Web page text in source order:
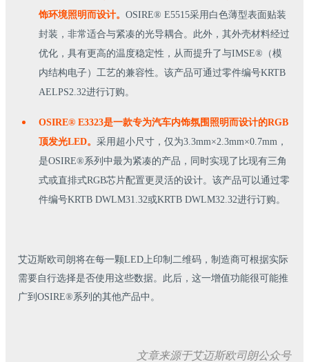
饰环境照明而设计。 OSIRE® E5515采用白色薄型表面贴装
封装，非常适合与紧凑的光导耦合。此外，其外壳材料经过
优化，具有更高的温度稳定性，从而提升了与IMSE®（模
内结构电子）工艺的兼容性。该产品可通过零件编号KRTB
AELPS2.32进行订购。
OSIRE® E3323是一款专为汽车内饰氛围照明而设计的RGB
顶发光LED。 采用超小尺寸，仅为3.3mm×2.3mm×0.7mm，
是OSIRE®系列中最为紧凑的产品，同时实现了比现有三角
式或直排式RGB芯片配置更灵活的设计。该产品可以通过零
件编号KRTB DWLM31.32或KRTB DWLM32.32进行订购。
艾迈斯欧司朗将在每一颗LED上印制二维码，制造商可根据实际
需要自行选择是否使用这些数据。此后，这一增值功能很可能推
广到OSIRE®系列的其他产品中。
文章来源于艾迈斯欧司朗公众号